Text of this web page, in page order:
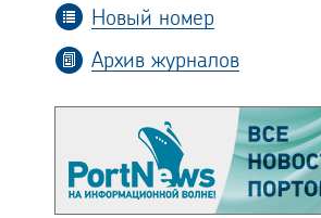
Новый номер
Архив журналов